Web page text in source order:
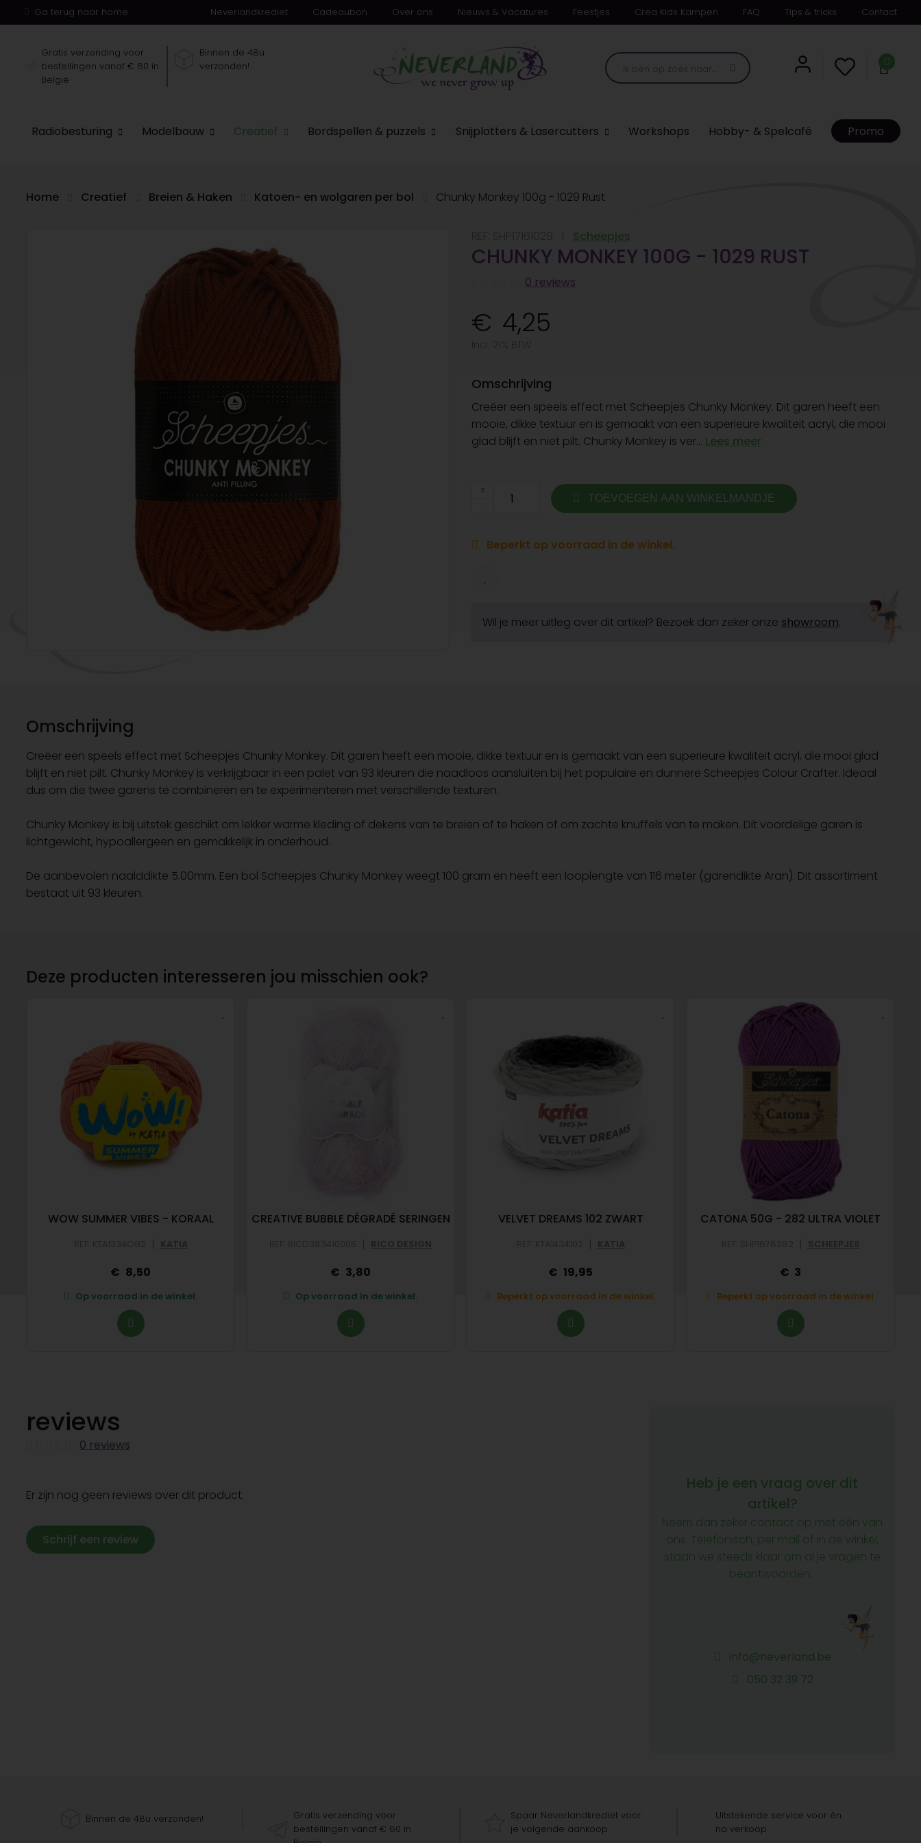
Ga terug naar home. Neverlandkrediet Cadeaubon Over ons Nieuws & Vacatures Feestjes Crea Kids Kampen FAQ Tips & tricks Contact
Gratis verzending voor
bestellingen vanaf € 60 in
België
Binnen de 48u
verzonden!
0
Radiobesturing Modelbouw Creatief Bordspellen & puzzels Snijplotters & Lasercutters Workshops Hobby- & Spelcafé Promo
Home Creatief Breien & Haken Katoen- en wolgaren per bol Chunky Monkey 100g - 1029 Rust
Scheepjes
CHUNKY MONKEY 100G - 1029 RUST
0 reviews
4,25
Omschrijving
Creëer een speels effect met Scheepjes Chunky Monkey. Dit garen heeft een
mooie, dikke textuur en is gemaakt van een superieure kwaliteit acryl, die mooi
glad blijft en niet pilt. Chunky Monkey is ver... Lees meer
TOEVOEGEN AAN WINKELMANDJE
Beperkt op voorraad in de winkel.
Wil je meer uitleg over dit artikel? Bezoek dan zeker onze showroom.
Omschrijving
Creëer een speels effect met Scheepjes Chunky Monkey. Dit garen heeft een mooie, dikke textuur en is gemaakt van een superieure kwaliteit acryl, die mooi glad
blijft en niet pilt. Chunky Monkey is verkrijgbaar in een palet van 93 kleuren die naadloos aansluiten bij het populaire en dunnere Scheepjes Colour Crafter. Ideaal
dus om die twee garens te combineren en te experimenteren met verschillende texturen.
Chunky Monkey is bij uitstek geschikt om lekker warme kleding of dekens van te breien of te haken of om zachte knuffels van te maken. Dit voordelige garen is
lichtgewicht, hypoallergeen en gemakkelijk in onderhoud.
De aanbevolen naalddikte 5.00mm. Een bol Scheepjes Chunky Monkey weegt 100 gram en heeft een looplengte van 116 meter (garendikte Aran). Dit assortiment
bestaat uit 93 kleuren.
Deze producten interesseren jou misschien ook?
WOW SUMMER VIBES - KORAAL
REF: KTA1334O92 | KATIA
8,50
Op voorraad in de winkel.
CREATIVE BUBBLE DÉGRADÉ SERINGEN
REF: RICD383410005 | RICO DESIGN
3,80
Op voorraad in de winkel.
VELVET DREAMS 102 ZWART
REF: KTA1434102 | KATIA
19,95
Beperkt op voorraad in de winkel.
CATONA 50G - 282 ULTRA VIOLET
| SCHEEPJES
3
Beperkt op voorraad in de winkel.
reviews
0 reviews
Er zijn nog geen reviews over dit product.
Schrijf een review
Heb je een vraag over dit
artikel?
Neem dan zeker contact op met één van
ons. Telefonisch, per mail of in de winkel,
staan we steeds klaar om al je vragen te
beantwoorden.
info@neverland.be
050 32 39 72
Binnen de 48u verzonden!
Gratis verzending voor
bestellingen vanaf € 60 in
Spaar Neverlandkrediet voor
je volgende aankoop
Uitstekende service voor én
na verkoop